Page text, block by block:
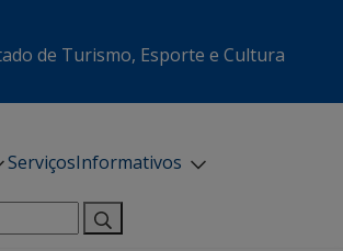
de Turismo, Esporte e Cultura
ServiçosInformativos